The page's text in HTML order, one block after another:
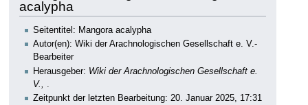
acalypha
Seitentitel: Mangora acalypha
Autor(en): Wiki der Arachnologischen Gesellschaft e. V.-
Bearbeiter
Herausgeber: Wiki der Arachnologischen Gesellschaft e.
V.,
Zeitpunkt der letzten Bearbeitung: 20. Januar 2025, 17:31